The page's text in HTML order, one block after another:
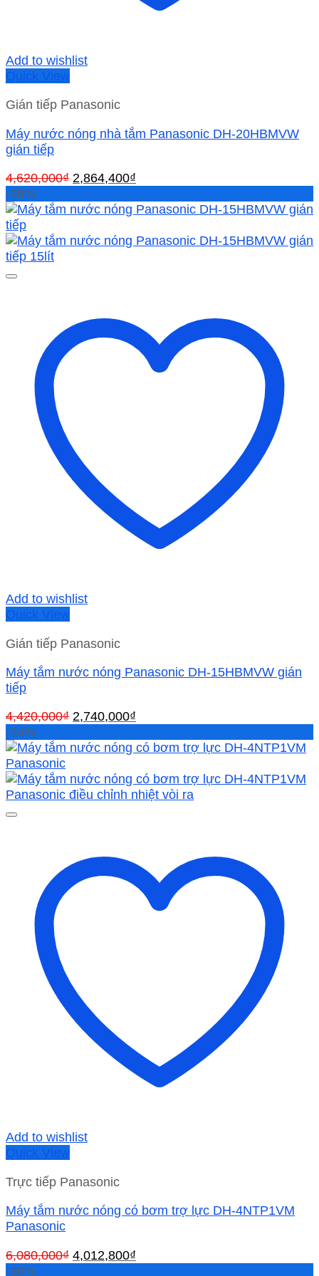
Add to wishlist
Quick View
Gián tiếp Panasonic
Máy nước nóng nhà tắm Panasonic DH-20HBMVW
gián tiếp
4,620,000₫ Giá
là:
2,864,400₫
tại
2,864,400₫.
-38%
Add to wishlist
Quick View
Gián tiếp Panasonic
Máy tắm nước nóng Panasonic DH-15HBMVW gián
tiếp
4,420,000₫ Giá
là:
2,740,000₫
tại
2,740,000₫.
-34%
Add to wishlist
Quick View
Trực tiếp Panasonic
Máy tắm nước nóng có bơm trợ lực DH-4NTP1VM
Panasonic
6,080,000₫ Giá
4,012,800₫
-30%